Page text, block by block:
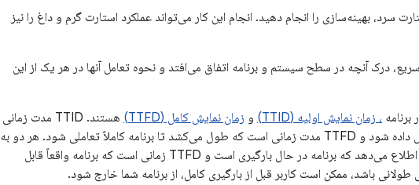
بهینه‌سازی را انجام دهید. انجام این کار می‌تواند عملکرد استارت گرم و داغ را نیز
سریع، درک آنچه در سطح سیستم و برنامه اتفاق می‌افتد و نحوه تعامل آنها در هر یک از این
، زمان نمایش اولیه (TTID) و زمان نمایش کامل (TTFD)
هستند. TTID مدت زمانی
است که طول می‌کشد تا اولین فریم نمایش داده شود و TTFD مدت زمانی است که طول می‌کشد تا برنامه کاملاً تعاملی شود. هر دو به
یک اندازه مهم هستند، زیرا TTID به کاربر اطلاع می‌دهد که برنامه در حال بارگیری است و TTFD زمانی است که برنامه واقعاً قابل
باشد، ممکن است کاربر قبل از بارگیری کامل، از برنامه شما خارج شود.